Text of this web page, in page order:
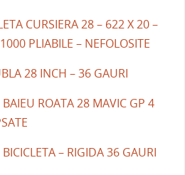
CURSIERA 28 – 622 X 20 –
PLIABILE – NEFOLOSITE
28 INCH – 36 GAURI
BAIEU ROATA 28 MAVIC GP 4
– RIGIDA 36 GAURI